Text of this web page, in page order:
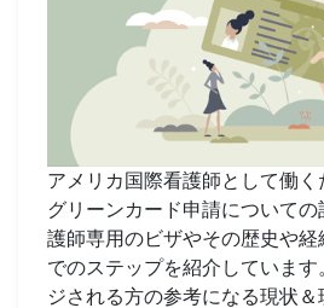
アメリカ国際看護師として働
グリーンカード申請について
護師専用のビザやその歴史や経
でのステップを紹介していま
ジされる方の参考になる現状